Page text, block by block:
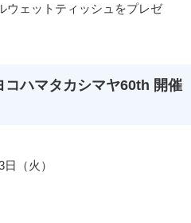
ウェットティッシュをプレゼ
ハマタカシマヤ60th 開催
（火）